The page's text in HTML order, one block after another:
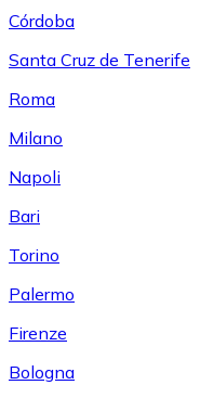
Córdoba
Santa Cruz de Tenerife
Roma
Milano
Napoli
Bari
Torino
Palermo
Firenze
Bologna